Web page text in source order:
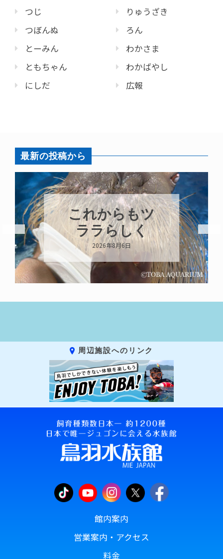
つじ
つぼんぬ
とーみん
ともちゃん
にしだ
りゅうざき
ろん
わかさま
わかばやし
広報
最新の投稿から
これからもツ
ララらしく
2026年8月6日
周辺施設へのリンク
館内案内
営業案内・アクセス
料金